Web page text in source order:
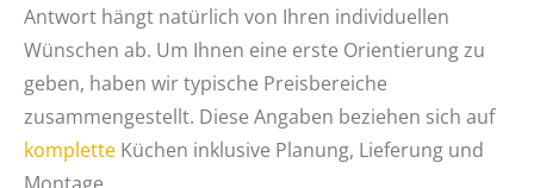
Antwort hängt natürlich von Ihren individuellen
Wünschen ab. Um Ihnen eine erste Orientierung zu
geben, haben wir typische Preisbereiche
zusammengestellt. Diese Angaben beziehen sich auf
komplette Küchen inklusive Planung, Lieferung und